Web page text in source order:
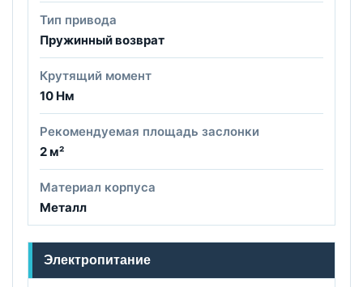
Тип привода
Пружинный возврат
Крутящий момент
10 Нм
Рекомендуемая площадь заслонки
2 м²
Материал корпуса
Металл
Электропитание